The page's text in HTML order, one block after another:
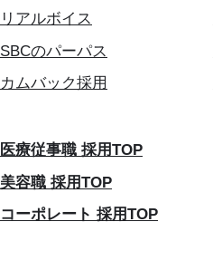
リアルボイス
SBCのパーパス
カムバック採用
医療従事職 採用TOP
美容職 採用TOP
コーポレート 採用TOP